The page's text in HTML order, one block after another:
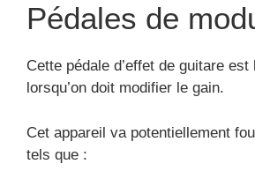
Pédales de
Cette pédale d’effet de guitare est
lorsqu’on doit modifier le gain.
Cet appareil va potentiellement
tels que :